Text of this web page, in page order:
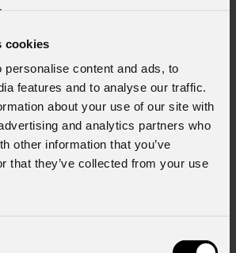
cookies
personalise content and ads, to
features and to analyse our traffic.
about your use of our site with
and analytics partners who
other information that you’ve
that they’ve collected from your use